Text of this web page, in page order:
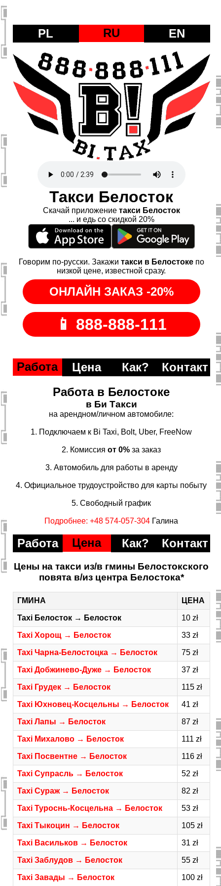
PL RU EN
Такси Белосток
Скачай приложение такси Белосток
... и едь со скидкой 20%
Говорим по-русски. Закажи такси в Белостоке по
низкой цене, известной сразу.
Работа Цена Как?
Контакт
Работа в Белостоке
в Би Такси
на арендном/личном автомобиле:
1. Подключаем к Bi Taxi, Bolt, Uber, FreeNow
2. Комиссияот 0% за заказ
3. Автомобиль для работы в аренду
4. Официальное трудоустройство для карты побыту
5. Свободный график
Подробнее: +48 574-057-304 Галина
Работа Цена Как? Контакт
Цены на такси из/в гмины Белостокского
повята в/из центра Белостока*
ГМИНА ЦЕНА
Taxi Белосток → Белосток 10 zł
Taxi Хорощ → Белосток 33 zł
Taxi Чарна-Белостоцка → Белосток 75 zł
Taxi Добжинево-Дуже → Белосток 37 zł
Taxi Грудек → Белосток 115 zł
Taxi Юхновец-Косцельны → Белосток 41 zł
Taxi Лапы → Белосток 87 zł
Taxi Михалово → Белосток 111 zł
Taxi Посвентне → Белосток 116 zł
Taxi Супрасль → Белосток 52 zł
Taxi Сураж → Белосток 82 zł
Taxi Туроснь-Косцельна → Белосток 53 zł
Taxi Тыкоцин → Белосток 105 zł
Taxi Васильков → Белосток 31 zł
Taxi Заблудов → Белосток 55 zł
Taxi Завады → Белосток 100 zł